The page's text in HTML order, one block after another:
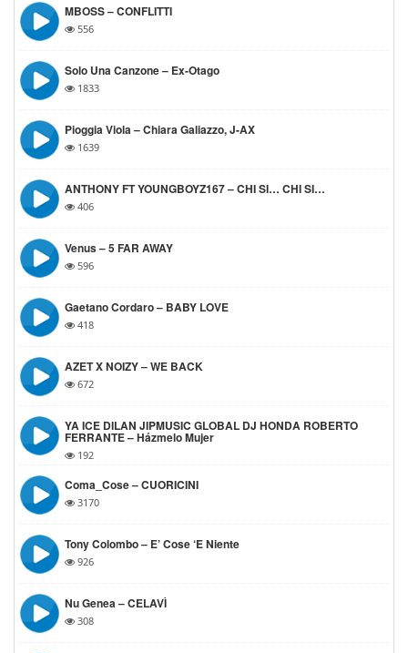
MBOSS – CONFLITTI
556
Solo Una Canzone – Ex-Otago
1833
Pioggia Viola – Chiara Galiazzo, J-AX
1639
ANTHONY FT YOUNGBOYZ167 – CHI SI… CHI SI…
406
Venus – 5 FAR AWAY
596
Gaetano Cordaro – BABY LOVE
418
AZET X NOIZY – WE BACK
672
YA ICE DILAN JIPMUSIC GLOBAL DJ HONDA ROBERTO
FERRANTE – Házmelo Mujer
192
Coma_Cose – CUORICINI
3170
Tony Colombo – E’ Cose ‘e Niente
926
Nu Genea – CELAVÌ
308